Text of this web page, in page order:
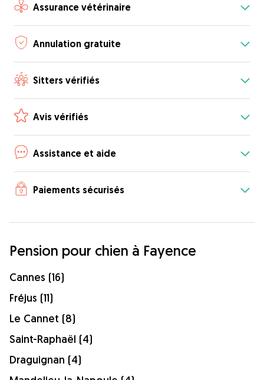
Assurance vétérinaire
Annulation gratuite
Sitters vérifiés
Avis vérifiés
Assistance et aide
Paiements sécurisés
Pension pour chien à Fayence
Cannes (16)
Fréjus (11)
Le Cannet (8)
Saint-Raphaël (4)
Draguignan (4)